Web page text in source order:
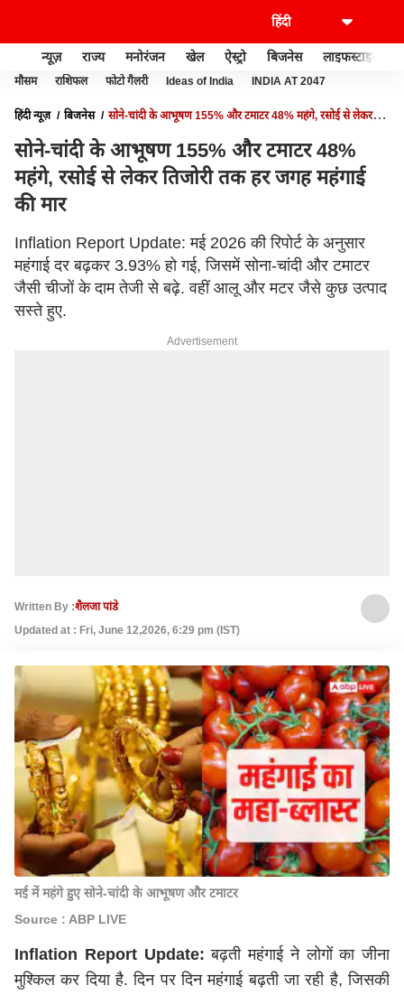
न्यूज़ राज्य मनोरंजन खेल ऐस्ट्रो बिजनेस लाइफस्टाइल
मौसम राशिफल फोटो गैलरी Ideas of India INDIA AT 2047
हिंदी न्यूज़ बिजनेस
सोने-चांदी के आभूषण 155% और टमाटर 48% महंगे, रसोई से लेकर
सोने-चांदी के आभूषण 155% और टमाटर 48%
महंगे, रसोई से लेकर तिजोरी तक हर जगह महंगाई
की मार
Inflation Report Update: मई 2026 की रिपोर्ट के अनुसार
महंगाई दर बढ़कर 3.93% हो गई, जिसमें सोना-चांदी और टमाटर
जैसी चीजों के दाम तेजी से बढ़े. वहीं आलू और मटर जैसे कुछ उत्पाद
सस्ते हुए.
Advertisement
Written By :शैलजा पांडे
Updated at : Fri, June 12,2026, 6:29 pm (IST)
मई में महंगे हुए सोने-चांदी के आभूषण और टमाटर
Source : ABP LIVE
Inflation Report Update: बढ़ती महंगाई ने लोगों का जीना
मुश्किल कर दिया है. दिन पर दिन महंगाई बढ़ती जा रही है, जिसकी